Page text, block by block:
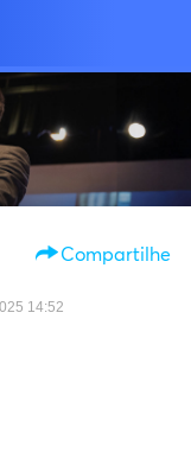
Compartilhe
14:52